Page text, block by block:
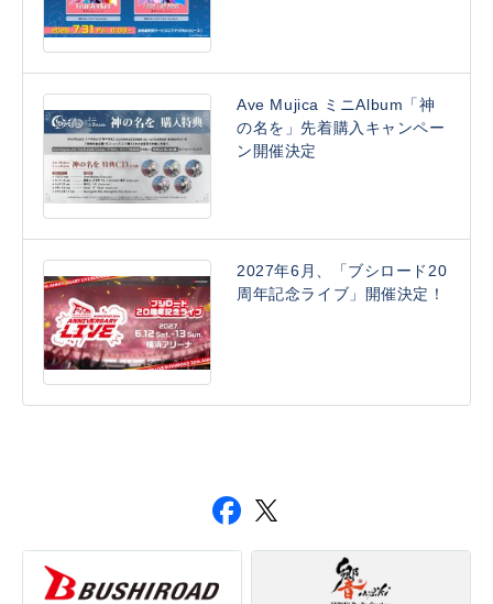
Ave Mujica ミニAlbum「神
の名を」先着購入キャンペー
ン開催決定
2027年6月、「ブシロード20
周年記念ライブ」開催決定！